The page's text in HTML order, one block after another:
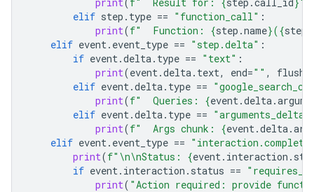
elif step . type == "function_call" :
print(f"  Function: {step .name}({step
elif event. event_type == "step.delta" :
if event.delta. type == "text" :
print(event.delta. text, end="" , flush
elif event.delta. type ==
print(f"  Queries: {event.delta.
elif event.delta. type == "arguments_delta"
print(f"  Args chunk: {event.delta.
elif event. event_type ==
print(f" \n\nStatus: {event. interaction .
if event. interaction . status ==
print( "Action required: provide